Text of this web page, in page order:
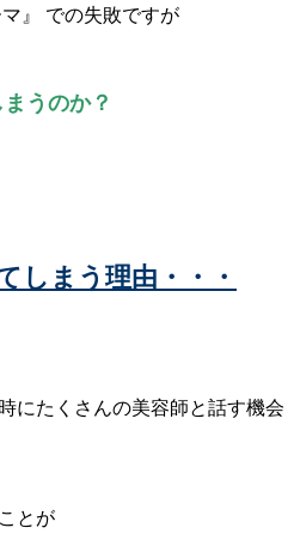
』 での失敗ですが
うのか？
しまう理由・・・
にたくさんの美容師と話す機会
とが